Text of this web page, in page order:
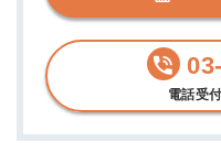
電話受